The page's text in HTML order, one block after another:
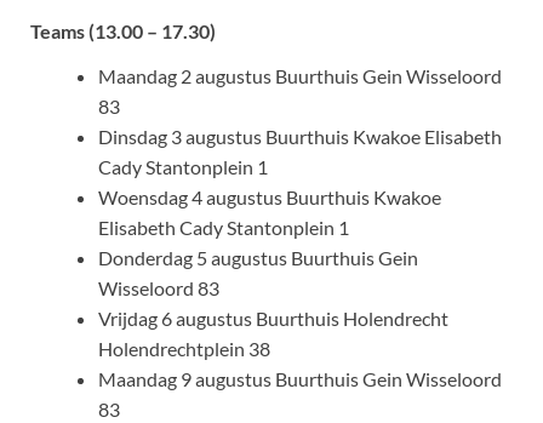
Teams (13.00 – 17.30)
Maandag 2 augustus Buurthuis Gein Wisseloord
83
Dinsdag 3 augustus Buurthuis Kwakoe Elisabeth
Cady Stantonplein 1
Woensdag 4 augustus Buurthuis Kwakoe
Elisabeth Cady Stantonplein 1
Donderdag 5 augustus Buurthuis Gein
Wisseloord 83
Vrijdag 6 augustus Buurthuis Holendrecht
Holendrechtplein 38
Maandag 9 augustus Buurthuis Gein Wisseloord
83